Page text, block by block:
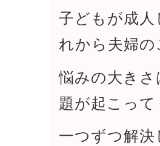
子どもが成
れから夫婦の
悩みの大き
題が起こっ
一つずつ解